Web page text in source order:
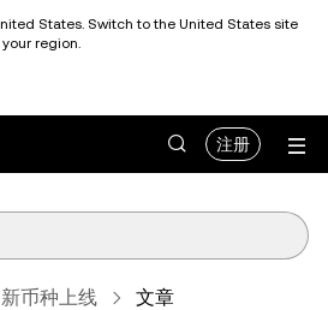
States. Switch to the United States site
region.
注册
新币种上线 文章